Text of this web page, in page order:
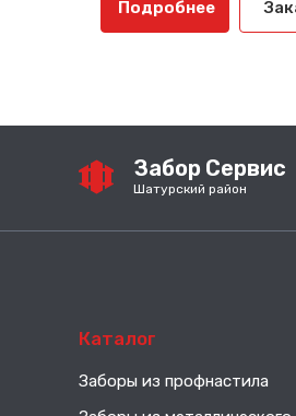
Подробнее
Забор Сервис
Шатурский район
Каталог
Заборы из профнастила